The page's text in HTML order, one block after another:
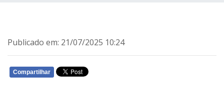
Publicado em: 21/07/2025 10:24
Compartilhar